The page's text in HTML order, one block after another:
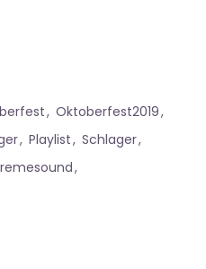
Oktoberfest2019
Playlist
Schlager